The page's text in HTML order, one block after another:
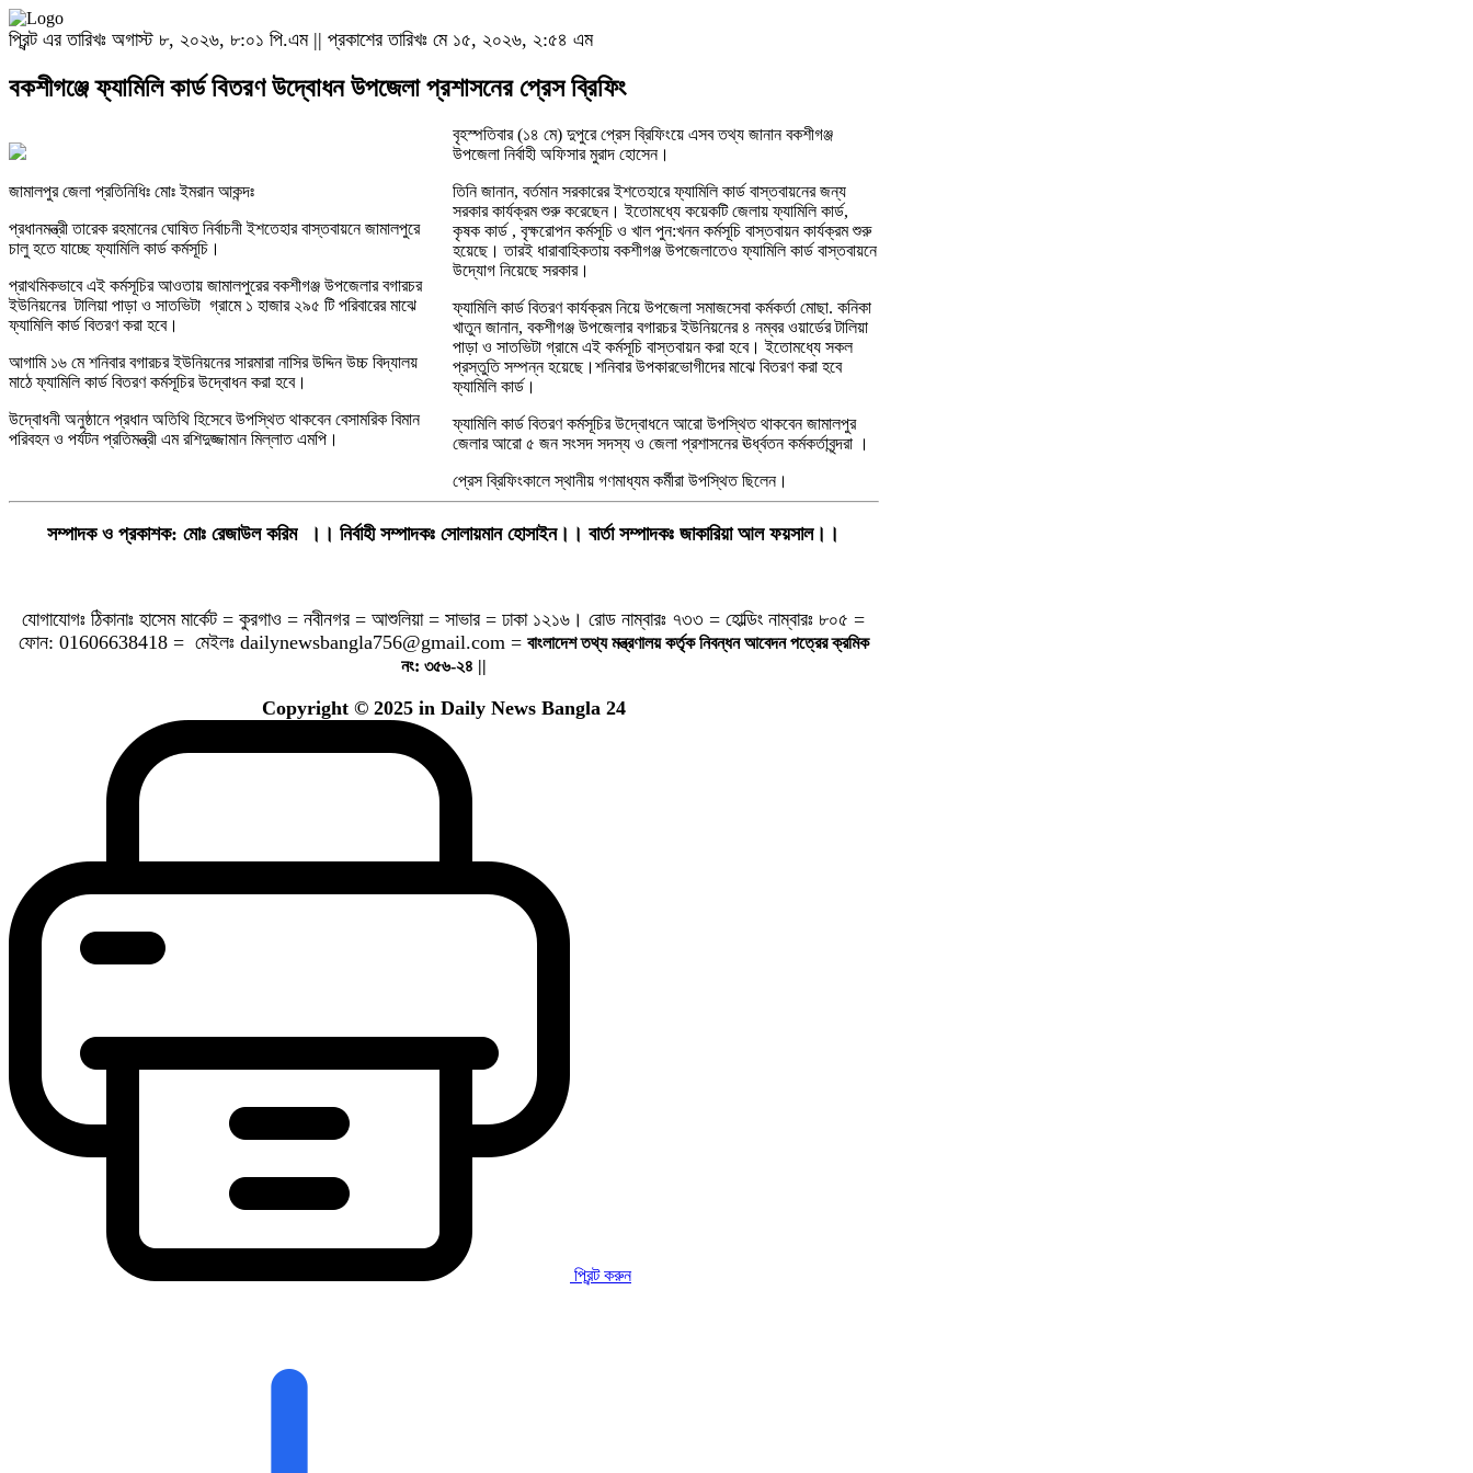
প্রিন্ট এর তারিখঃ অগাস্ট ৮, ২০২৬, ৮:০১ পি.এম || প্রকাশের তারিখঃ মে ১৫, ২০২৬, ২:৫৪ এম
বকশীগঞ্জে ফ্যামিলি কার্ড বিতরণ উদ্বোধন উপজেলা প্রশাসনের প্রেস ব্রিফিং
জামালপুর জেলা প্রতিনিধিঃ মোঃ ইমরান আকন্দঃ
প্রধানমন্ত্রী তারেক রহমানের ঘোষিত নির্বাচনী ইশতেহার বাস্তবায়নে জামালপুরে
চালু হতে যাচ্ছে ফ্যামিলি কার্ড কর্মসূচি।
প্রাথমিকভাবে এই কর্মসূচির আওতায় জামালপুরের বকশীগঞ্জ উপজেলার বগারচর
ইউনিয়নের টালিয়া পাড়া ও সাতভিটা গ্রামে ১ হাজার ২৯৫ টি পরিবারের মাঝে
ফ্যামিলি কার্ড বিতরণ করা হবে।
আগামি ১৬ মে শনিবার বগারচর ইউনিয়নের সারমারা নাসির উদ্দিন উচ্চ বিদ্যালয়
মাঠে ফ্যামিলি কার্ড বিতরণ কর্মসূচির উদ্বোধন করা হবে।
উদ্বোধনী অনুষ্ঠানে প্রধান অতিথি হিসেবে উপস্থিত থাকবেন বেসামরিক বিমান
পরিবহন ও পর্যটন প্রতিমন্ত্রী এম রশিদুজ্জামান মিল্লাত এমপি।
বৃহস্পতিবার (১৪ মে) দুপুরে প্রেস ব্রিফিংয়ে এসব তথ্য জানান বকশীগঞ্জ
উপজেলা নির্বাহী অফিসার মুরাদ হোসেন।
তিনি জানান, বর্তমান সরকারের ইশতেহারে ফ্যামিলি কার্ড বাস্তবায়নের জন্য
সরকার কার্যক্রম শুরু করেছেন। ইতোমধ্যে কয়েকটি জেলায় ফ্যামিলি কার্ড,
কৃষক কার্ড , বৃক্ষরোপন কর্মসূচি ও খাল পুন:খনন কর্মসূচি বাস্তবায়ন কার্যক্রম শুরু
হয়েছে। তারই ধারাবাহিকতায় বকশীগঞ্জ উপজেলাতেও ফ্যামিলি কার্ড বাস্তবায়নে
উদ্যোগ নিয়েছে সরকার।
ফ্যামিলি কার্ড বিতরণ কার্যক্রম নিয়ে উপজেলা সমাজসেবা কর্মকর্তা মোছা. কনিকা
খাতুন জানান, বকশীগঞ্জ উপজেলার বগারচর ইউনিয়নের ৪ নম্বর ওয়ার্ডের টালিয়া
পাড়া ও সাতভিটা গ্রামে এই কর্মসূচি বাস্তবায়ন করা হবে। ইতোমধ্যে সকল
প্রস্তুতি সম্পন্ন হয়েছে।শনিবার উপকারভোগীদের মাঝে বিতরণ করা হবে
ফ্যামিলি কার্ড।
ফ্যামিলি কার্ড বিতরণ কর্মসূচির উদ্বোধনে আরো উপস্থিত থাকবেন জামালপুর
জেলার আরো ৫ জন সংসদ সদস্য ও জেলা প্রশাসনের ঊর্ধ্বতন কর্মকর্তাবৃন্দরা ।
প্রেস ব্রিফিংকালে স্থানীয় গণমাধ্যম কর্মীরা উপস্থিত ছিলেন।
সম্পাদক ও প্রকাশক: মোঃ রেজাউল করিম ।। নির্বাহী সম্পাদকঃ সোলায়মান হোসাইন।। বার্তা সম্পাদকঃ জাকারিয়া আল ফয়সাল।।
যোগাযোগঃ ঠিকানাঃ হাসেম মার্কেট = কুরগাও = নবীনগর = আশুলিয়া = সাভার = ঢাকা ১২১৬। রোড নাম্বারঃ ৭৩৩ = হোল্ডিং নাম্বারঃ ৮০৫ =
ফোন: 01606638418 = মেইলঃ dailynewsbangla756@gmail.com = বাংলাদেশ তথ্য মন্ত্রণালয় কর্তৃক নিবন্ধন আবেদন পত্রের ক্রমিক
নং: ৩৫৬-২৪ ||
Copyright ©️ 2025 in Daily News Bangla 24
প্রিন্ট করুন